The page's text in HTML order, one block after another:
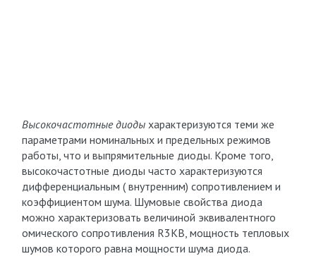
Высокочастотные диодыхарактеризуются теми же
параметрами номинальных и предельных режимов
работы, что и выпрямительные диоды. Кроме того,
высокочастотные диоды часто характеризуются
дифференциальным ( внутренним) сопротивлением и
коэффициентом шума. Шумовые свойства диода
можно характеризовать величиной эквивалентного
омического сопротивления R3KB, мощность тепловых
шумов которого равна мощности шума диода.